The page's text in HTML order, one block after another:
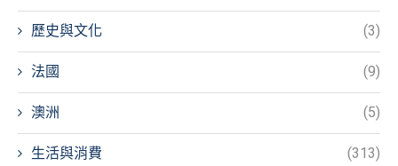
歷史與文化 (3)
法國 (9)
澳洲 (5)
生活與消費 (313)